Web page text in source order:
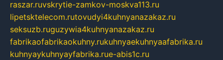
raszar.ruvskrytie-zamkov-moskva113.ru
lipetsktelecom.rutovudyi4kuhnyanazakaz.ru
seksuzb.ruguzywia4kuhnyanazakaz.ru
fabrikaofabrikaokuhny.rukuhnyaekuhnyaafabrika.ru
kuhnyaykuhnyayfabrika.rue-abis1c.ru